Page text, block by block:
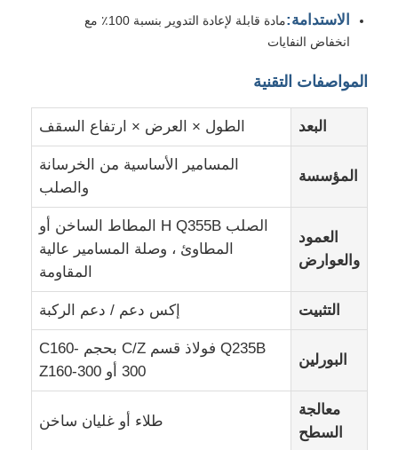
تصنيع الهيكل الصلب
مواد بناء من الصلب
دار الدواجن
حظيرة الأبقار
حظيرة الخيول
المرآب الحديدي
الاستدامة:
مادة قابلة لإعادة التدوير بنسبة 100٪ مع
انخفاض النفايات
المواصفات التقنية
البعد الطول × العرض × ارتفاع السقف
المؤسسة
المسامير الأساسية من الخرسانة
والصلب
العمود
والعوارض
الصلب H Q355B المطاط الساخن أو
المطاوئ ، وصلة المسامير عالية
المقاومة
التثبيت إكس دعم / دعم الركبة
البورلين
Q235B فولاذ قسم C/Z بحجم C160-
300 أو Z160-300
معالجة
السطح
طلاء أو غليان ساخن